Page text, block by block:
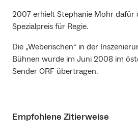
2007 erhielt Stephanie Mohr dafür
Spezialpreis für Regie.
Die „Weberischen“ in der
Bühnen wurde im Juni 2008 im
Sender ORF übertragen.
Empfohlene Zitierweise